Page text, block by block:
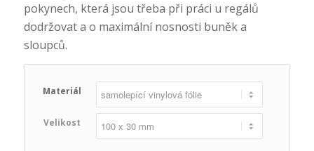
pokynech, která jsou třeba při práci u regálů
dodržovat a o maximální nosnosti buněk a
sloupců.
Materiál
Velikost